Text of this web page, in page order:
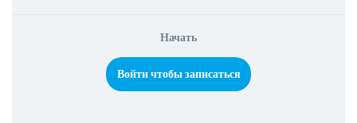
Начать
Войти чтобы записаться